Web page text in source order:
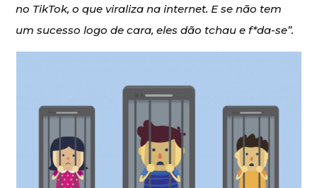
no TikTok, o que viraliza na internet. E se não tem
um sucesso logo de cara, eles dão tchau e f*da-se”.